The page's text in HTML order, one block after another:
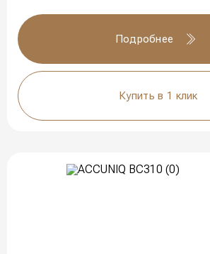
Подробнее
Купить в 1 клик